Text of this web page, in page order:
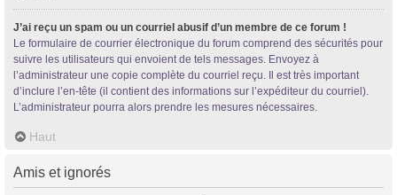
J’ai reçu un spam ou un courriel abusif d’un membre de ce forum !
Le formulaire de courrier électronique du forum comprend des sécurités pour
suivre les utilisateurs qui envoient de tels messages. Envoyez à
l’administrateur une copie complète du courriel reçu. Il est très important
d’inclure l’en-tête (il contient des informations sur l’expéditeur du courriel).
L’administrateur pourra alors prendre les mesures nécessaires.
Haut
Amis et ignorés